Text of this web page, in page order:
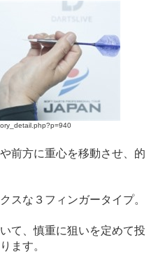
前方に重心を移動させ、的
スな３フィンガータイプ。
て、慎重に狙いを定めて投
ます。